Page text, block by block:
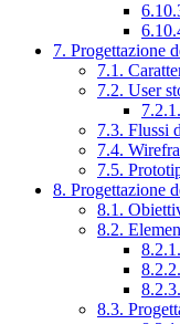
7. Progettazione
7.1.
7.2. User
7.3. Flussi
7.4.
7.5.
8. Progettazione
8.1.
8.2.
8.3.